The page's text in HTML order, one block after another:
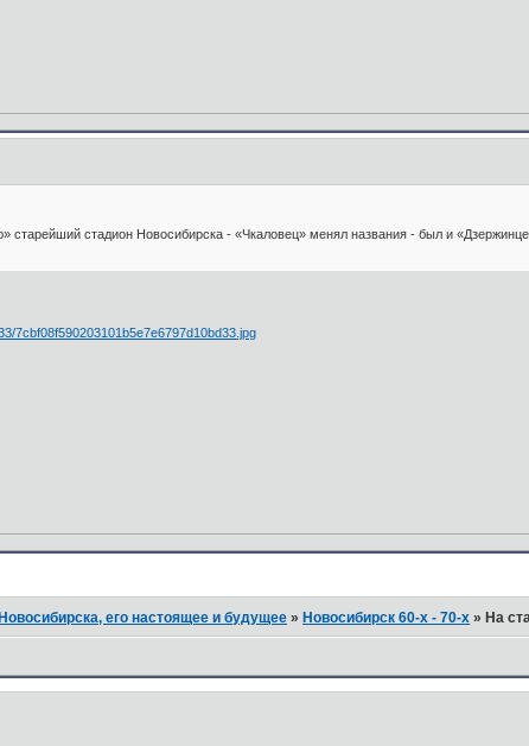
старейший стадион Новосибирска - «Чкаловец» менял названия - был и
его настоящее и будущее »Новосибирск 60-х - 70-х »На